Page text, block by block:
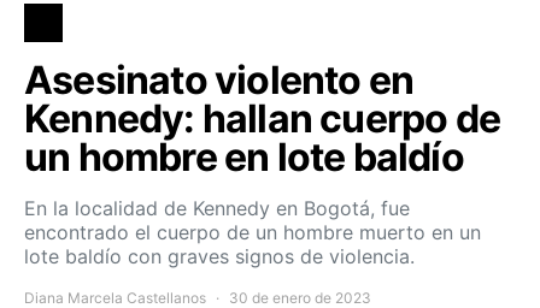
Asesinato violento en
Kennedy: hallan cuerpo de
un hombre en lote baldío
En la localidad de Kennedy en Bogotá, fue
encontrado el cuerpo de un hombre muerto en un
lote baldío con graves signos de violencia.
Diana Marcela Castellanos 30 de enero de 2023